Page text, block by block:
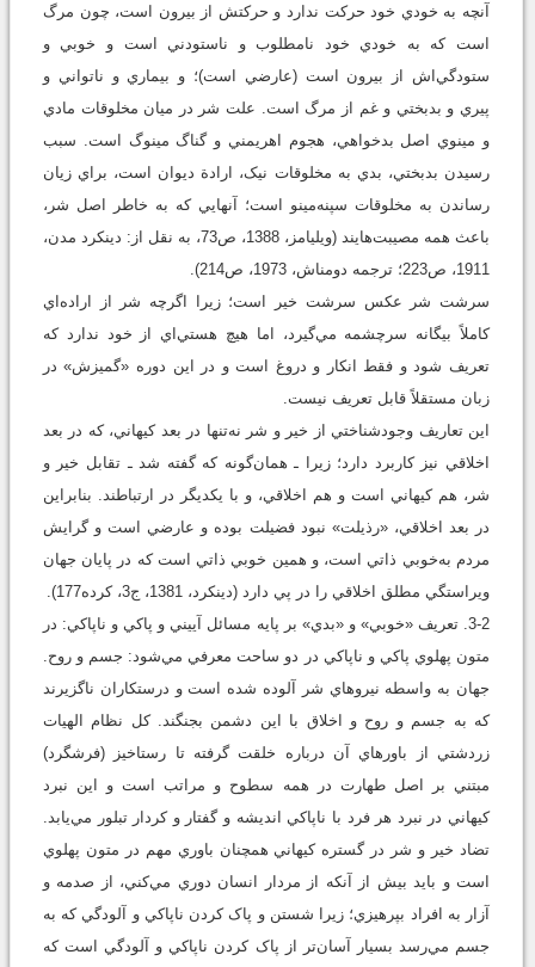
آنچه به خودي خود حرکت ندارد و حرکتش از بيرون است، چون مرگ
است که به خودي خود نامطلوب و ناستودني است و خوبي و
ستودگي‌اش از بيرون است (عارضي است)؛ و بيماري و ناتواني و
پيري و بدبختي و غم از مرگ است. علت شر در ميان مخلوقات مادي
و مينوي اصل بدخواهي، هجوم اهريمني و گناگ مينوگ است. سبب
رسيدن بدبختي، بدي به مخلوقات نيک، ارادة ديوان است، براي زيان
رساندن به مخلوقات سپنه‌مينو است؛ آنهايي که به خاطر اصل شر،
باعث همه مصيبت‌هايند (ويليامز، 1388، ص73، به نقل از: دينکرد مدن،
1911، ص223؛ ترجمه دومناش، 1973، ص214).
سرشت شر عکس سرشت خير است؛ زيرا اگرچه شر از اراده‌اي
کاملاً بيگانه سرچشمه مي‌گيرد، اما هيچ هستي‌اي از خود ندارد که
تعريف شود و فقط انکار و دروغ است و در اين دوره «گميزش» در
زبان مستقلاً قابل تعريف نيست.
اين تعاريف وجودشناختي از خير و شر نه‌تنها در بعد کيهاني، که در بعد
اخلاقي نيز کاربرد دارد؛ زيرا ـ همان‌گونه که گفته شد ـ تقابل خير و
شر، هم کيهاني است و هم اخلاقي، و با يکديگر در ارتباطند. بنابراين
در بعد اخلاقي، «رذيلت» نبود فضيلت بوده و عارضي است و گرايش
مردم به‌خوبي ذاتي است، و همين خوبي ذاتي است که در پايان جهان
ويراستگي مطلق اخلاقي را در پي دارد (دينکرد، 1381، ج3، کرده177).
3-2. تعريف «خوبي» و «بدي» بر پايه مسائل آييني و پاکي و ناپاکي: در
متون پهلوي پاکي و ناپاکي در دو ساحت معرفي مي‌شود: جسم و روح.
جهان به واسطه نيروهاي شر آلوده شده است و درستکاران ناگزيرند
که به جسم و روح و اخلاق با اين دشمن بجنگند. کل نظام الهيات
زردشتي از باورهاي آن درباره خلقت گرفته تا رستاخيز (فرشگرد)
مبتني بر اصل طهارت در همه سطوح و مراتب است و اين نبرد
کيهاني در نبرد هر فرد با ناپاکي انديشه و گفتار و کردار تبلور مي‌يابد.
تضاد خير و شر در گستره کيهاني همچنان باوري مهم در متون پهلوي
است و بايد بيش از آنکه از مردار انسان دوري مي‌کني، از صدمه و
آزار به افراد بپرهيزي؛ زيرا شستن و پاک کردن ناپاکي و آلودگي که به
جسم مي‌رسد بسيار آسان‌تر از پاک کردن ناپاکي و آلودگي است که